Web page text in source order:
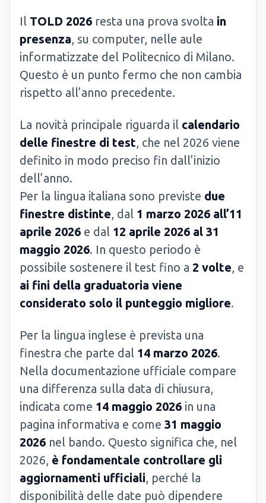
Il TOLD 2026 resta una prova svolta in
presenza, su computer, nelle aule
informatizzate del Politecnico di Milano.
Questo è un punto fermo che non cambia
rispetto all’anno precedente.
La novità principale riguarda il calendario
delle finestre di test, che nel 2026 viene
definito in modo preciso fin dall’inizio
dell’anno.
Per la lingua italiana sono previste due
finestre distinte, dal 1 marzo 2026 all’11
aprile 2026 e dal 12 aprile 2026 al 31
maggio 2026. In questo periodo è
possibile sostenere il test fino a 2 volte, e
ai fini della graduatoria viene
considerato solo il punteggio migliore.
Per la lingua inglese è prevista una
finestra che parte dal 14 marzo 2026.
Nella documentazione ufficiale compare
una differenza sulla data di chiusura,
indicata come 14 maggio 2026 in una
pagina informativa e come 31 maggio
2026 nel bando. Questo significa che, nel
2026, è fondamentale controllare gli
aggiornamenti ufficiali, perché la
disponibilità delle date può dipendere